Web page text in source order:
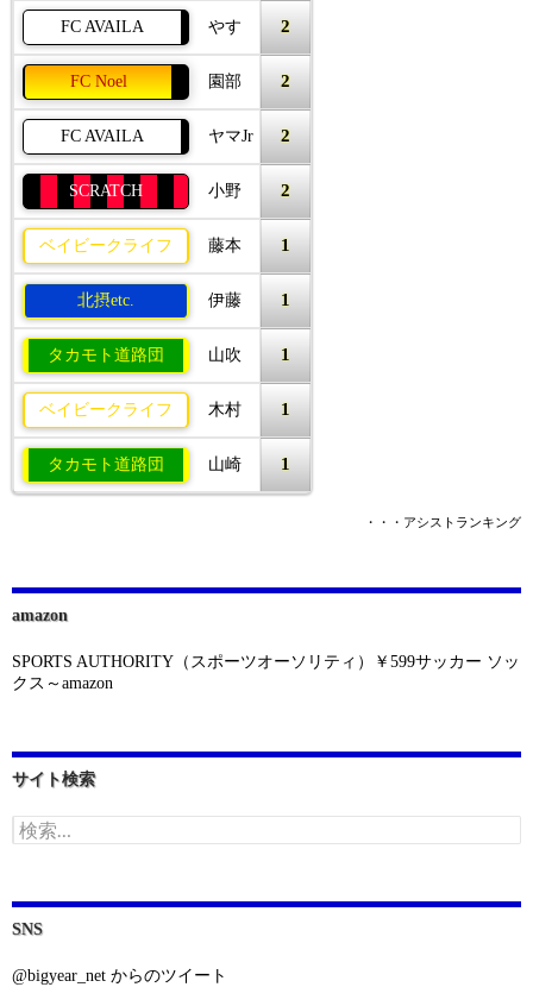
FC AVAILA やす 2
FC Noel 園部 2
FC AVAILA ヤマJr 2
SCRATCH 小野 2
ベイビークライフ 藤本 1
北摂etc. 伊藤 1
タカモト道路団 山吹 1
ベイビークライフ 木村 1
タカモト道路団 山崎 1
・・・アシストランキング
amazon
SPORTS AUTHORITY（スポーツオーソリティ）￥599サッカー ソッ
クス～amazon
サイト検索
検
索:
SNS
@bigyear_net からのツイート